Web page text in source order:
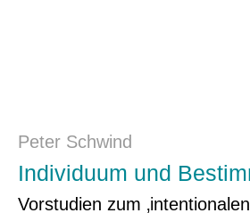
Peter Schwind
Individuum und
Vorstudien zum